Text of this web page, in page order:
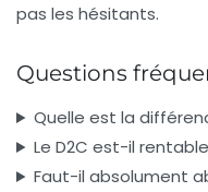
pas les hésitants.
Questions
Quelle est la
Le D2C est-il
Faut-il absolument